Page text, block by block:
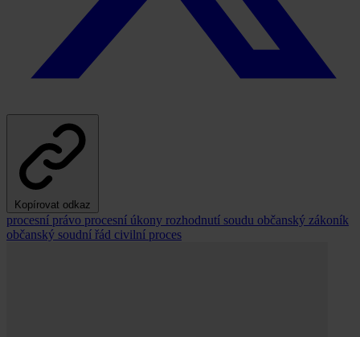
Kopírovat odkaz
procesní právo procesní úkony rozhodnutí soudu občanský zákoník
občanský soudní řád civilní proces